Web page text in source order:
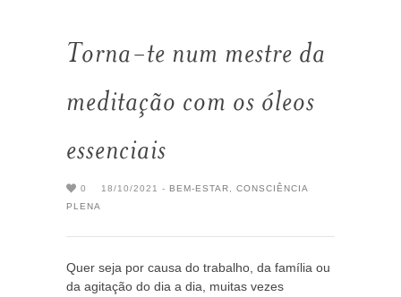
Torna-te num mestre da
meditação com os óleos
essenciais
0 18/10/2021 - BEM-ESTAR, CONSCIÊNCIA
PLENA
Quer seja por causa do trabalho, da família ou
da agitação do dia a dia, muitas vezes